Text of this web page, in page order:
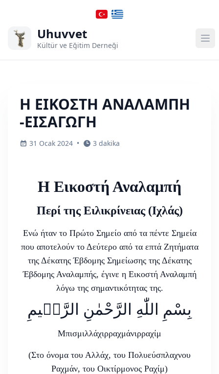
Uhuvvet
Kültür ve Eğitim Derneği
Η ΕΙΚΟΣΤΗ ΑΝΑΛΑΜΠΗ
-ΕΙΣΑΓΩΓΗ
31 Ocak 2024 • 3 dakika
Η Εικοστή Αναλαμπή
Περί της Ειλικρίνειας (Ιχλάς)
Ενώ ήταν το Πρώτο Σημείο από τα πέντε Σημεία
που αποτελούν το Δεύτερο από τα επτά Ζητήματα
της Δέκατης Έβδομης Σημείωσης της Δέκατης
Έβδομης Αναλαμπής, έγινε η Εικοστή Αναλαμπή
λόγω της σημαντικότητας της.
ﺑِﺴْﻢِ ﺍﻟﻠّٰﻪِ ﺍﻟﺮَّﺣْﻤٰﻦِ ﺍﻟﺮَّﺣٖﻴﻢِ
Μπισμιλλάχιρραχμάνιρραχίμ
(Στο όνομα του Αλλάχ, του Πολυεύσπλαχνου
Ραχμάν, του Οικτίρμονος Ραχίμ)